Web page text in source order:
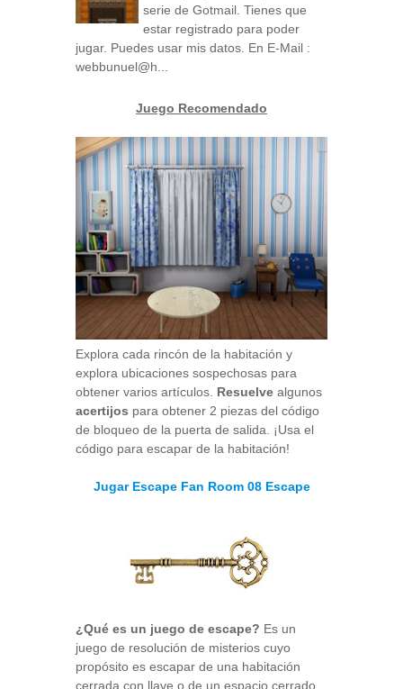
serie de Gotmail. Tienes que
estar registrado para poder
jugar. Puedes usar mis datos. En E-Mail :
webbunuel@h...
Juego Recomendado
Explora cada rincón de la habitación y
explora ubicaciones sospechosas para
obtener varios artículos. Resuelve algunos
acertijos para obtener 2 piezas del código
de bloqueo de la puerta de salida. ¡Usa el
código para escapar de la habitación!
Jugar Escape Fan Room 08 Escape
¿Qué es un juego de escape? Es un
juego de resolución de misterios cuyo
propósito es escapar de una habitación
cerrada con llave o de un espacio cerrado.